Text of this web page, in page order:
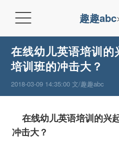
 趣趣abc
在线幼儿英语培训
培训班的冲击大？
2018-03-09 14:35:00 文/趣趣abc
在线幼儿英语培训的兴
冲击大？